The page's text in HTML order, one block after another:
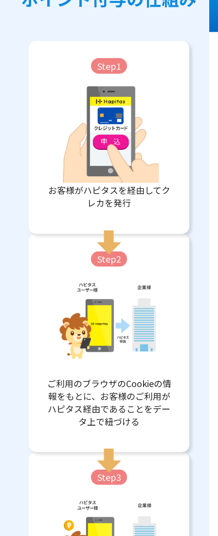
Step1
お客様がハピタスを経由してク
レカを発行
Step2
ご利用のブラウザのCookieの情
報をもとに、お客様のご利用が
ハピタス経由であることをデー
タ上で紐づける
Step3